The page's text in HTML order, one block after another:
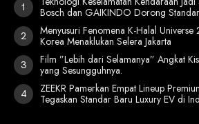
Bosch dan GAIKINDO Dorong
Menyusuri Fenomena K-Halal
Korea Menaklukan Selera Jakarta
Film ”Lebih dari Selamanya” Angkat
yang Sesungguhnya.
ZEEKR Pamerkan Empat Lineup
Tegaskan Standar Baru Luxury EV di